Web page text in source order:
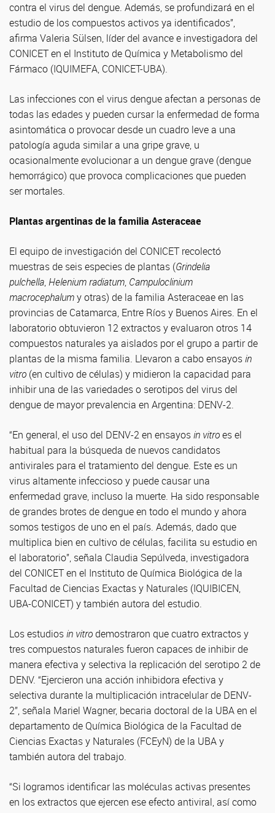
contra el virus del dengue. Además, se profundizará en el
estudio de los compuestos activos ya identificados”,
afirma Valeria Sülsen, líder del avance e investigadora del
CONICET en el Instituto de Química y Metabolismo del
Fármaco (IQUIMEFA, CONICET-UBA).
Las infecciones con el virus dengue afectan a personas de
todas las edades y pueden cursar la enfermedad de forma
asintomática o provocar desde un cuadro leve a una
patología aguda similar a una gripe grave, u
ocasionalmente evolucionar a un dengue grave (dengue
hemorrágico) que provoca complicaciones que pueden
ser mortales.
Plantas argentinas de la familia Asteraceae
El equipo de investigación del CONICET recolectó
muestras de seis especies de plantas (Grindelia
pulchella,Helenium radiatum, Campuloclinium
macrocephalumy otras) de la familia Asteraceae en las
provincias de Catamarca, Entre Ríos y Buenos Aires. En el
laboratorio obtuvieron 12 extractos y evaluaron otros 14
compuestos naturales ya aislados por el grupo a partir de
plantas de la misma familia. Llevaron a cabo ensayosin
vitro (en cultivo de células) y midieron la capacidad para
inhibir una de las variedades o serotipos del virus del
dengue de mayor prevalencia en Argentina: DENV-2.
“En general, el uso del DENV-2 en ensayosin vitroes el
habitual para la búsqueda de nuevos candidatos
antivirales para el tratamiento del dengue. Este es un
virus altamente infeccioso y puede causar una
enfermedad grave, incluso la muerte. Ha sido responsable
de grandes brotes de dengue en todo el mundo y ahora
somos testigos de uno en el país. Además, dado que
multiplica bien en cultivo de células, facilita su estudio en
el laboratorio”, señala Claudia Sepúlveda, investigadora
del CONICET en el Instituto de Química Biológica de la
Facultad de Ciencias Exactas y Naturales (IQUIBICEN,
UBA-CONICET) y también autora del estudio.
Los estudiosin vitrodemostraron que cuatro extractos y
tres compuestos naturales fueron capaces de inhibir de
manera efectiva y selectiva la replicación del serotipo 2 de
DENV. “Ejercieron una acción inhibidora efectiva y
selectiva durante la multiplicación intracelular de DENV-
2”, señala Mariel Wagner, becaria doctoral de la UBA en el
departamento de Química Biológica de la Facultad de
Ciencias Exactas y Naturales (FCEyN) de la UBA y
también autora del trabajo.
“Si logramos identificar las moléculas activas presentes
en los extractos que ejercen ese efecto antiviral, así como